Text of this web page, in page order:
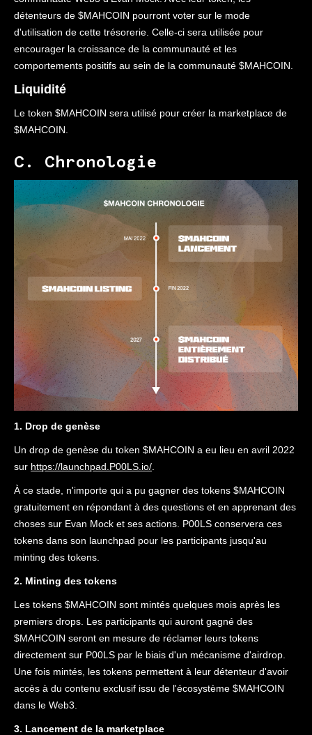
détenteurs de $MAHCOIN pourront voter sur le mode
d'utilisation de cette trésorerie. Celle-ci sera utilisée pour
encourager la croissance de la communauté et les
comportements positifs au sein de la communauté $MAHCOIN.
Liquidité
Le token $MAHCOIN sera utilisé pour créer la marketplace de
$MAHCOIN.
C. Chronologie
1. Drop de genèse
Un drop de genèse du token $MAHCOIN a eu lieu en avril 2022
sur https://launchpad.P00LS.io/
À ce stade, n'importe qui a pu gagner des tokens $MAHCOIN
gratuitement en répondant à des questions et en apprenant des
choses sur Evan Mock et ses actions. P00LS conservera ces
tokens dans son launchpad pour les participants jusqu'au
minting des tokens.
2. Minting des tokens
Les tokens $MAHCOIN sont mintés quelques mois après les
premiers drops. Les participants qui auront gagné des
$MAHCOIN seront en mesure de réclamer leurs tokens
directement sur P00LS par le biais d'un mécanisme d'airdrop.
Une fois mintés, les tokens permettent à leur détenteur d'avoir
accès à du contenu exclusif issu de l'écosystème $MAHCOIN
dans le Web3.
3. Lancement de la marketplace